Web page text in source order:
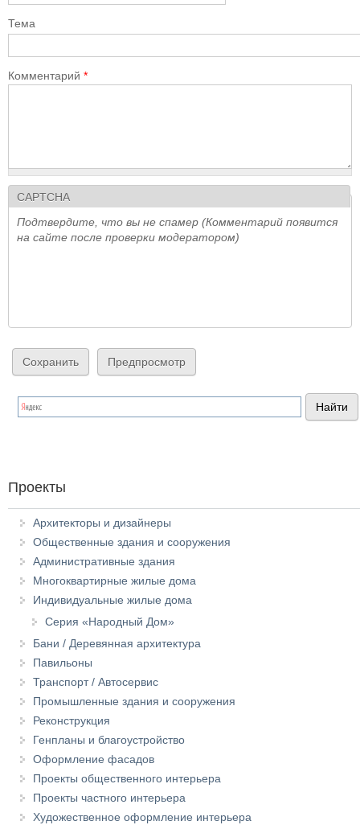
Тема
Комментарий *
CAPTCHA
Подтвердите, что вы не спамер (Комментарий появится
на сайте после проверки модератором)
Проекты
Архитекторы и дизайнеры
Общественные здания и сооружения
Административные здания
Многоквартирные жилые дома
Индивидуальные жилые дома
Серия «Народный Дом»
Бани / Деревянная архитектура
Павильоны
Транспорт / Автосервис
Промышленные здания и сооружения
Реконструкция
Генпланы и благоустройство
Оформление фасадов
Проекты общественного интерьера
Проекты частного интерьера
Художественное оформление интерьера